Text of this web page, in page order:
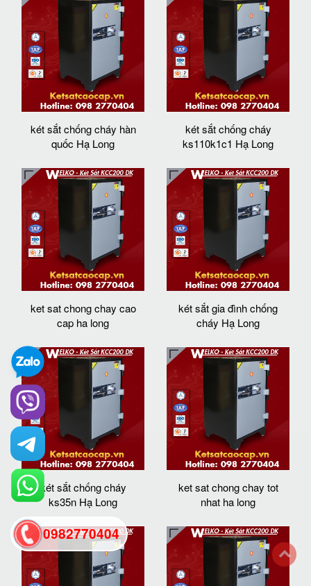
két sắt chống cháy hàn
quốc Hạ Long
két sắt chống cháy
ks110k1c1 Hạ Long
ket sat chong chay cao
cap ha long
két sắt gia đình chống
cháy Hạ Long
két sắt chống cháy
ks35n Hạ Long
ket sat chong chay tot
nhat ha long
0982770404